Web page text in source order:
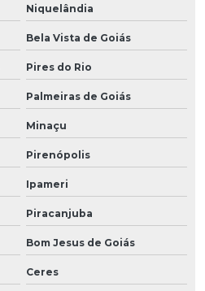
Niquelândia
Bela Vista de Goiás
Pires do Rio
Palmeiras de Goiás
Minaçu
Pirenópolis
Ipameri
Piracanjuba
Bom Jesus de Goiás
Ceres